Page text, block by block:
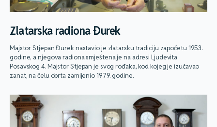
Zlatarska radiona Đurek
Majstor Stjepan Đurek nastavio je zlatarsku tradiciju započetu 1953.
godine, a njegova radiona smještena je na adresi Ljudevita
Posavskog 4. Majstor Stjepan je svog rođaka, kod kojeg je izučavao
zanat, na čelu obrta zamijenio 1979. godine.